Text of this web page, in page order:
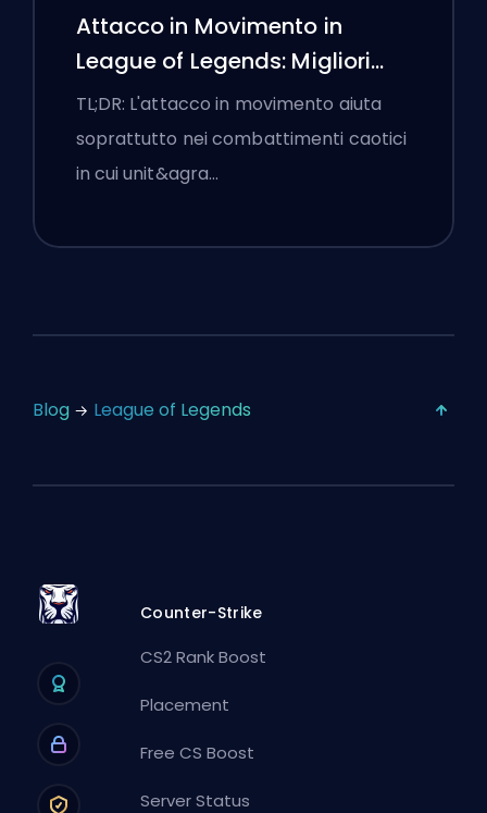
Attacco in Movimento in
League of Legends: Migliori
Impostazioni
TL;DR: L'attacco in movimento aiuta
soprattutto nei combattimenti caotici
in cui unit&agra…
Blog League of Legends
Counter-Strike
CS2 Rank Boost
Placement
Free CS Boost
Server Status